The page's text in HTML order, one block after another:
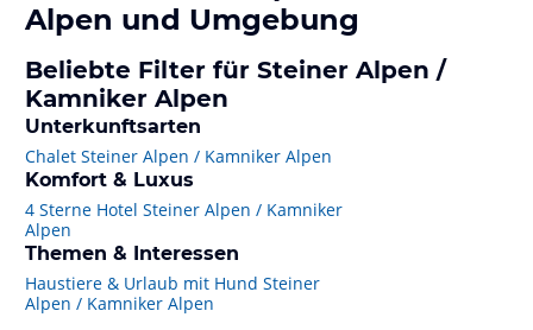
Alpen und Umgebung
Beliebte Filter für Steiner Alpen /
Kamniker Alpen
Unterkunftsarten
Chalet Steiner Alpen / Kamniker Alpen
Komfort & Luxus
4 Sterne Hotel Steiner Alpen / Kamniker
Alpen
Themen & Interessen
Haustiere & Urlaub mit Hund Steiner
Alpen / Kamniker Alpen